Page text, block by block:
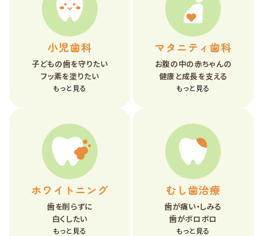
小児歯科
子どもの歯を守りたい
フッ素を塗りたい
もっと見る
マタニティ歯科
お腹の中の赤ちゃんの
健康と成長を支える
もっと見る
ホワイトニング
歯を削らずに
白くしたい
もっと見る
むし歯治療
歯が痛い・しみる
歯がボロボロ
もっと見る